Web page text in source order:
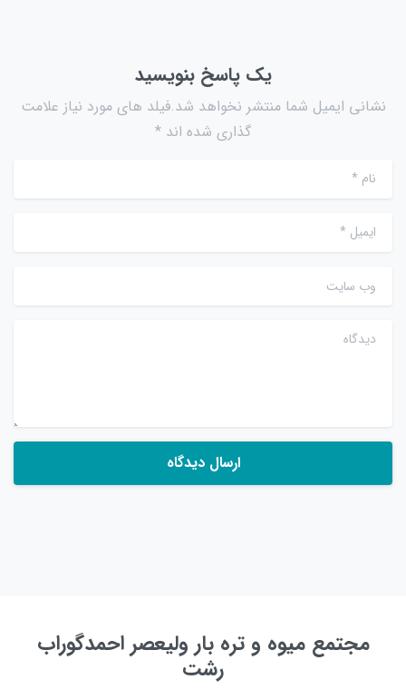
یک پاسخ بنویسید
نشانی ایمیل شما منتشر نخواهد شد.فیلد های مورد نیاز علامت
گذاری شده اند *
نام*
ایمیل *
وب سایت
دیدگاه
مجتمع میوه و تره بار ولیعصر احمدگوراب
رشت